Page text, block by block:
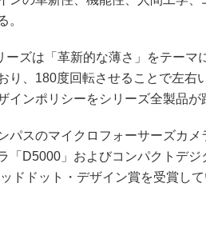
。
ズは「革新的な薄さ」をテーマ
り、180度回転させることで左右
インポリシーをシリーズ全製品が
パスのマイクロフォーサーズカメ
「D5000」およびコンパクトデジ
ドドット・デザイン賞を受賞して